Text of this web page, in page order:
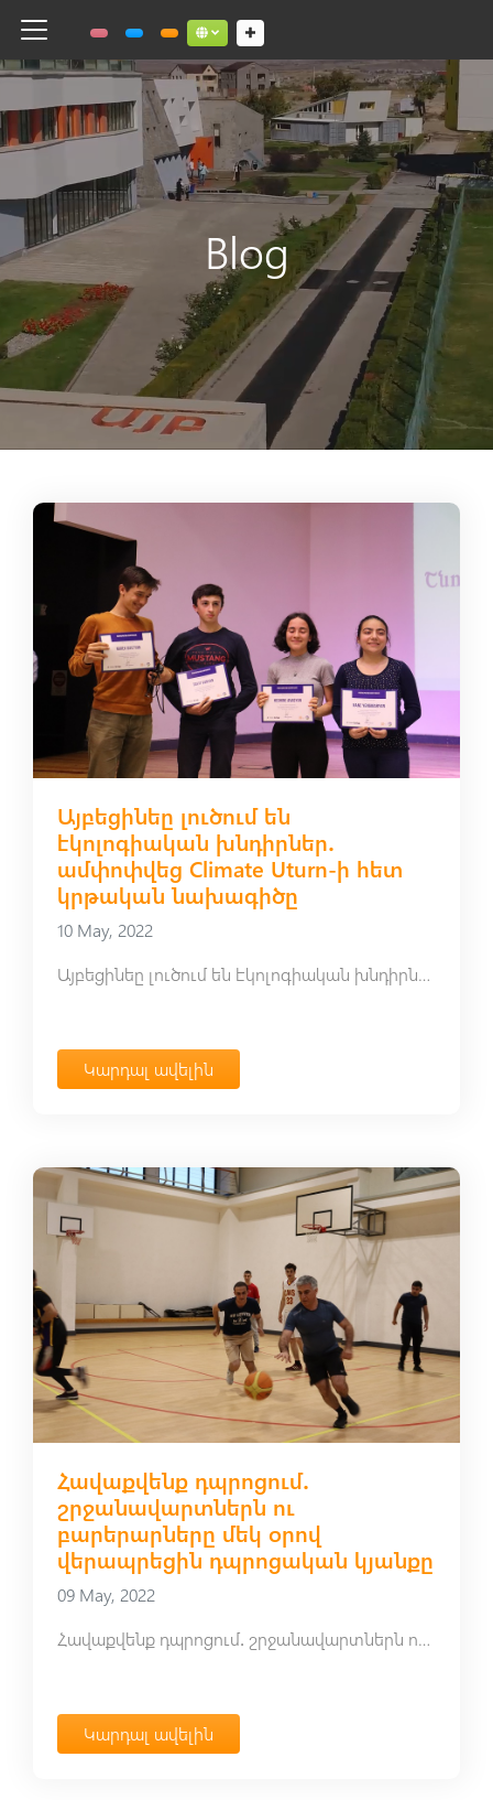
Toggle navigation Social links dropdown button
Blog
Այբեցինեը լուծում են
էկոլոգիական խնդիրներ․
ամփոփվեց Climate Uturn-ի հետ
կրթական նախագիծը
10 May, 2022
Այբեցինեը լուծում են էկոլոգիական խնդիրներ․ ամփոփվեց Climate Uturn-ի հետ կրթական նախագիծը
Կարդալ ավելին
Հավաքվենք դպրոցում․
շրջանավարտներն ու
բարերարները մեկ օրով
վերապրեցին դպրոցական կյանքը
09 May, 2022
Հավաքվենք դպրոցում․ շրջանավարտներն ու բարերարները մեկ օրով վերապրեցին դպրոցական կյանքը
Կարդալ ավելին